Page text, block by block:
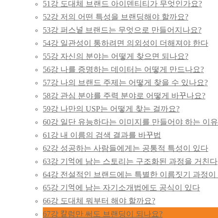
51강 도대체 브랜드 아이덴티티가 무엇인가요?
52강 저의 어떤 특성을 브랜딩해야 할까요?
53강 퍼스널 브랜드는 무엇으로 만들어지나요?
54강 일관성이 통하려면 의외성이 더해져야 한다
55강 자신의 분야는 어떻게 찾으면 되나요?
56강 나를 증명하는 데이터는 어떻게 만드나요?
57강 나의 브랜드 주제는 어떻게 찾을 수 있나요?
58강 관심 분야를 주력 분야로 어떻게 바꾸나요?
59강 나만의 USP는 어떻게 찾는 걸까요?
60강 일단 유능하다는 이미지를 만들어야 하는 이유
61강 내 이름의 검색 결과를 바꾸법
62강 성공하는 사람들에게는 공통적 특성이 있다
63강 기억에 남는 스토리는 구조화된 과정을 거친다
64강 전설적인 브랜드에는 특별한 이름짓기 과정이
65강 기억에 남는 자기소개법에도 공식이 있다
66강 도대체 뭐부터 해야 할까요?
67강 칼럼만 써도 브랜딩이 되나요?